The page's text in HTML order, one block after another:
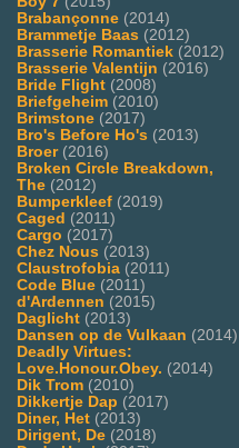
Brabançonne (2014)
Brammetje Baas (2012)
Brasserie Romantiek (2012)
Brasserie Valentijn (2016)
Bride Flight (2008)
Briefgeheim (2010)
Brimstone (2017)
Bro's Before Ho's (2013)
Broer(2016)
Broken Circle Breakdown,
The (2012)
Bumperkleef (2019)
Caged (2011)
Cargo (2017)
Chez Nous (2013)
Claustrofobia (2011)
Code Blue (2011)
d'Ardennen (2015)
Daglicht (2013)
Dansen op de Vulkaan (2014)
Deadly Virtues:
Love.Honour.Obey. (2014)
Dik Trom (2010)
Dikkertje Dap (2017)
Diner, Het (2013)
Dirigent, De (2018)